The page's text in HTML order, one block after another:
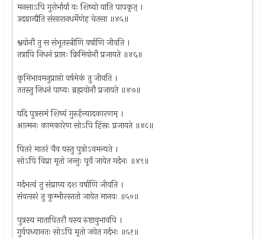
मनसाऽपि गुरोर्भार्यां यः शिष्यो याति पापकृत् ।
उदग्रान्प्रैति संसारानधर्मेणेह चेतसा ॥४५॥
श्वयोनौ तु स संभूतस्त्रीणि वर्षाणि जीवति ।
तत्रापि निधनं प्राप्तः क्रिमियोनौ प्रजायते ॥४६॥
कृमिभावमनुप्राप्तो वर्षमेकं तु जीवति ।
ततस्तु निधनं पाप्यः ब्रह्मयोनौ प्रजायते ॥४७॥
यदि पुत्रसमं शिष्यं गुरुर्हन्यादकारणम् ।
आत्मनः कामकारेण सोऽपि हिंस्रः प्रजायते ॥४८॥
पितरं मातरं चैव यस्तु पुत्रोऽवमन्यते ।
सोऽपि विप्रा मृतो जन्तुः पूर्वं जायेत गर्दभः ॥४९॥
गर्दभत्वं तु संप्राप्य दश वर्षाणि जीवति ।
संवत्सरं तु कुम्भीरस्ततो जायेत मानवः ॥५०॥
पुत्रस्य मातापितरौ यस्य रुष्टावुभावपि ।
गुर्वपध्यानतः सोऽपि मृतो जयेत गर्दभः ॥५१॥